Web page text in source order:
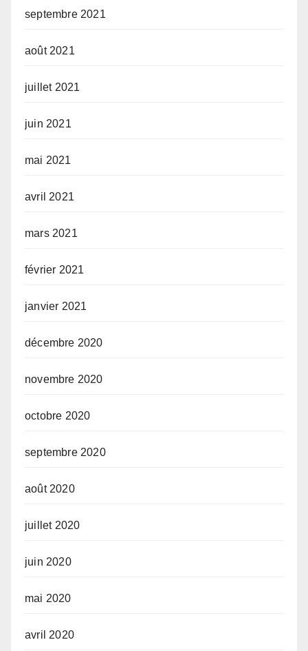
septembre 2021
août 2021
juillet 2021
juin 2021
mai 2021
avril 2021
mars 2021
février 2021
janvier 2021
décembre 2020
novembre 2020
octobre 2020
septembre 2020
août 2020
juillet 2020
juin 2020
mai 2020
avril 2020